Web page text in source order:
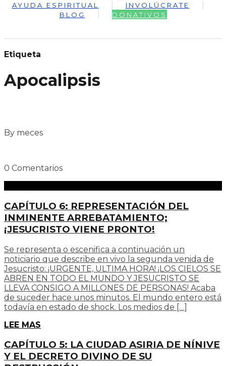
AYUDA ESPIRITUAL
INVOLÚCRATE
BLOG
DONATIVOS
Etiqueta
Apocalipsis
By meces
0 Comentarios
CAPÍTULO 6: REPRESENTACIÓN DEL
INMINENTE ARREBATAMIENTO;
¡JESUCRISTO VIENE PRONTO!
Se representa o escenifica a continuación un
noticiario que describe en vivo la segunda venida de
Jesucristo: ¡URGENTE, ULTIMA HORA! ¡LOS CIELOS SE
ABREN EN TODO EL MUNDO Y JESUCRISTO SE
LLEVA CONSIGO A MILLONES DE PERSONAS! Acaba
de suceder hace unos minutos. El mundo entero está
todavía en estado de shock. Los medios de […]
LEE MAS
CAPÍTULO 5: LA CIUDAD ASIRIA DE NÍNIVE
Y EL DECRETO DIVINO DE SU